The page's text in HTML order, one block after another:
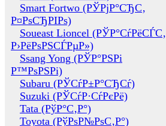
Smart Fortwo (РЎРјР°СЂС‚
Р¤РѕСЂРІРѕ)
Soueast Lioncel (РЎР°СѓРёСЃС‚
Р›РёРѕРЅСЃРµР»)
Ssang Yong (РЎР°РЅРі
Р™РѕРЅРі)
Subaru (РЎСѓР±Р°СЂСѓ)
Suzuki (РЎСѓР·СѓРєРё)
Tata (РўР°С‚Р°)
Toyota (РўРѕР№РѕС‚Р°)